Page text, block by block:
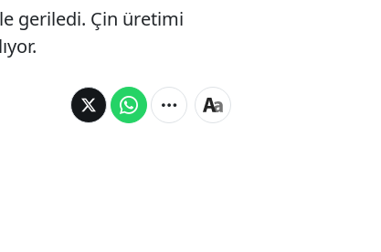
geriledi. Çin üretimi